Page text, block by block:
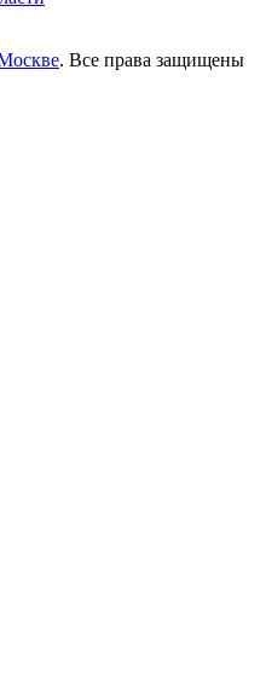
. Все права защищены